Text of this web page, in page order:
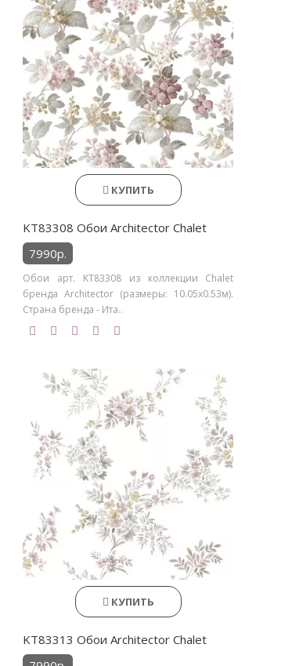
КУПИТЬ
KT83308 Обои Architector Chalet
7990р.
Обои арт. KT83308 из коллекции Chalet
бренда Architector (размеры: 10.05х0.53м).
Страна бренда - Ита..
КУПИТЬ
KT83313 Обои Architector Chalet